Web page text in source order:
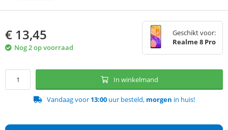
€ 13,45
Nog 2 op voorraad
Geschikt voor:
Realme 8 Pro
In winkelmand
Vandaag voor 13:00uur besteld, morgen in huis!